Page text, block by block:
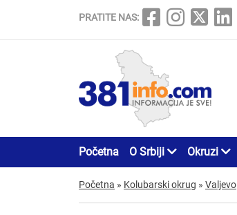
PRATITE NAS:
Početna O Srbiji Okruzi
Početna » Kolubarski okrug » Valjevo